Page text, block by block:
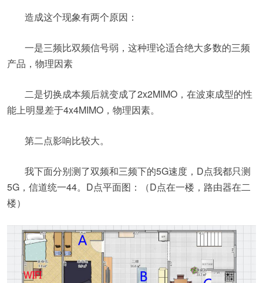
造成这个现象有两个原因：
一是三频比双频信号弱，这种理论适合绝大多数的三频
产品，物理因素
二是切换成本频后就变成了2x2MIMO，在波束成型的性
能上明显差于4x4MIMO，物理因素。
第二点影响比较大。
我下面分别测了双频和三频下的5G速度，D点我都只测
5G，信道统一44。D点平面图：（D点在一楼，路由器在二
楼）